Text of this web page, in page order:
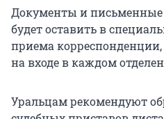
Документы и
будет оставить в
приема
на входе в каждом
Уральцам рекомендуют